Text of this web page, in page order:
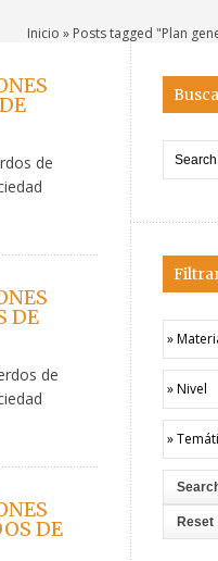
Inicio » Posts tagged "Plan
de
DE
de
DE
»
» Nivel
»